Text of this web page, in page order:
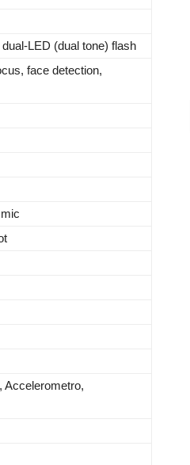
LED (dual tone) flash
face detection,
Accelerometro,